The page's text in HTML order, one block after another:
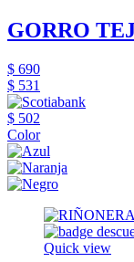
GORRO
$ 690
$ 531
$ 502
Color
Quick view